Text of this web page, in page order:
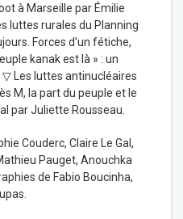
à Marseille par Émilie
luttes rurales du Planning
Forces d’un fétiche,
kanak est là » : un
Les luttes antinucléaires
M, la part du peuple et le
par Juliette Rousseau.
Couderc, Claire Le Gal,
Pauget, Anouchka
de Fabio Boucinha,